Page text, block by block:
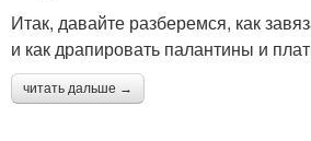
Итак, давайте разберемся, как
и как драпировать палантины и
читать дальше →